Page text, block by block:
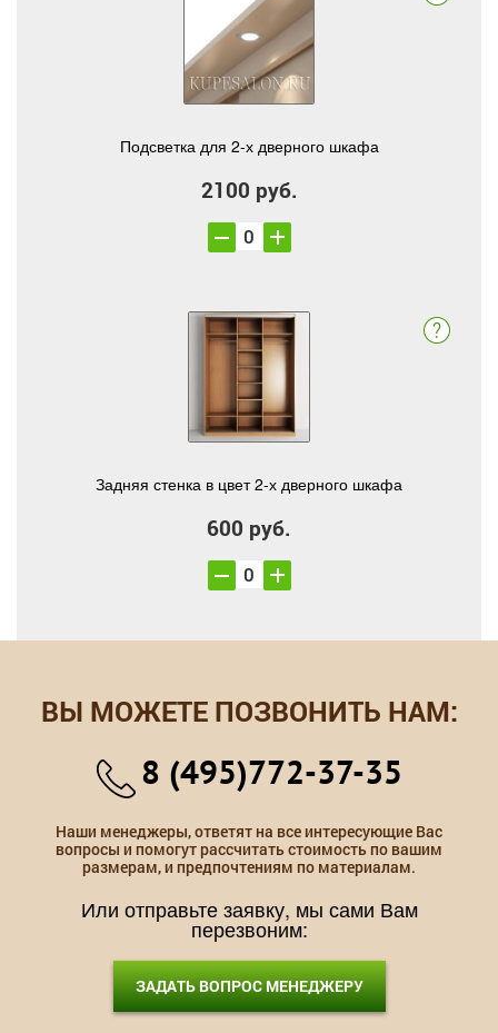
Подсветка для 2-х дверного шкафа
2100 руб.
Задняя стенка в цвет 2-х дверного шкафа
600 руб.
ВЫ МОЖЕТЕ ПОЗВОНИТЬ НАМ:
8 (495)772-37-35
Наши менеджеры, ответят на все интересующие Вас
вопросы и помогут рассчитать стоимость по вашим
размерам, и предпочтениям по материалам.
Или отправьте заявку, мы сами Вам
перезвоним:
ЗАДАТЬ ВОПРОС МЕНЕДЖЕРУ